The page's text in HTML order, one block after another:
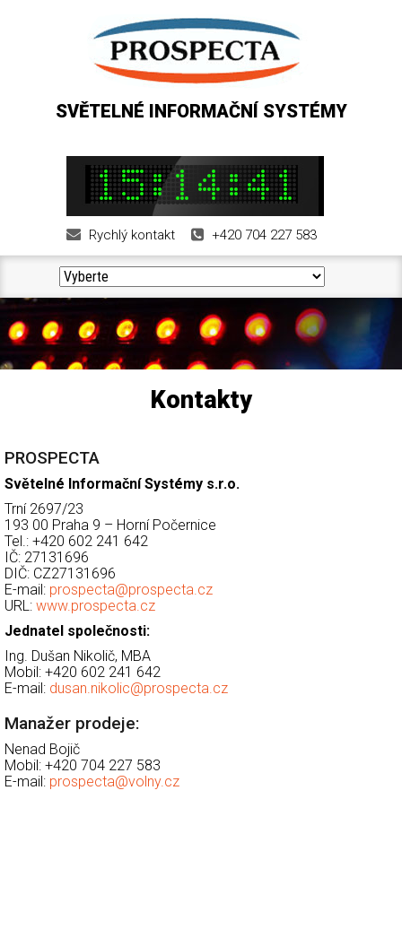
SVĚTELNÉ INFORMAČNÍ SYSTÉMY
Rychlý kontakt +420 704 227 583
Kontakty
PROSPECTA
Světelné Informační Systémy s.r.o.
Trní 2697/23
193 00 Praha 9 – Horní Počernice
Tel.: +420 602 241 642
IČ: 27131696
DIČ: CZ27131696
E-mail: prospecta@prospecta.cz
URL: www.prospecta.cz
Jednatel společnosti:
Ing. Dušan Nikolič, MBA
Mobil: +420 602 241 642
E-mail: dusan.nikolic@prospecta.cz
Manažer prodeje:
Nenad Bojič
Mobil: +420 704 227 583
E-mail: prospecta@volny.cz